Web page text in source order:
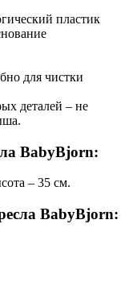
пластик
для чистки
деталей – не
BabyBjorn:
– 35 см.
BabyBjorn: